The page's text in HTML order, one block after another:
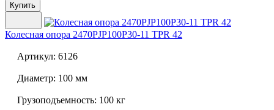
Купить
Колесная опора 2470PJP100P30-11 TPR 42
Артикул: 6126
Диаметр: 100 мм
Грузоподъемность: 100 кг